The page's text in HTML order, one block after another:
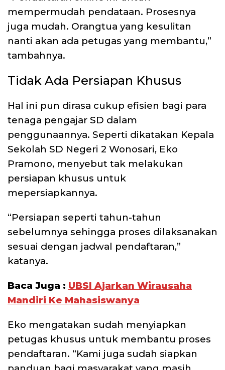
mempermudah pendataan. Prosesnya
juga mudah. Orangtua yang kesulitan
nanti akan ada petugas yang membantu,”
tambahnya.
Tidak Ada Persiapan Khusus
Hal ini pun dirasa cukup efisien bagi para
tenaga pengajar SD dalam
penggunaannya. Seperti dikatakan Kepala
Sekolah SD Negeri 2 Wonosari, Eko
Pramono, menyebut tak melakukan
persiapan khusus untuk
mepersiapkannya.
“Persiapan seperti tahun-tahun
sebelumnya sehingga proses dilaksanakan
sesuai dengan jadwal pendaftaran,”
katanya.
Baca Juga : UBSI Ajarkan Wirausaha
Mandiri Ke Mahasiswanya
Eko mengatakan sudah menyiapkan
petugas khusus untuk membantu proses
pendaftaran. “Kami juga sudah siapkan